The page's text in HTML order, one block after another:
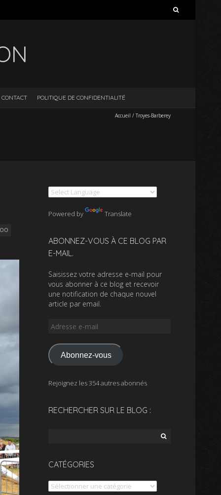
CONTACT POLITIQUE DE CONFIDENTIALITÉ
Accueil /Troyes-Barberey
Powered by Translate
ABONNEZ-VOUS À CE BLOG PAR
E-MAIL.
Saisissez votre adresse e-mail pour
vous abonner à ce blog et recevoir
une notification de chaque nouvel
article par email.
Adresse
mail
Abonnez-vous
Rejoignez les 354 autres abonnés
RECHERCHER SUR LE BLOG :
CATÉGORIES
Catégories